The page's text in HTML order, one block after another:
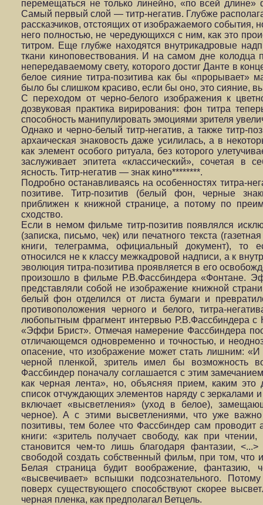
перемещаться не только линейно, «по всей
Самый первый слой — титр-негатив. Глубже
рассказчиков, отстоящих от изображаемого события,
него полностью, не чередующихся с ним, как это
титром. Еще глубже находятся внутрикадровые
ткани киноповествования. И на самом дне колодца
непередаваемому свету, которого достиг Данте в
белое сияние титра-позитива как бы «прорывает»
было бы слишком красиво, если бы оно, это сияние,
С переходом от черно-белого изображения к
дозвуковая практика вирирования: фон титра
способность манипулировать эмоциями зрителя
Однако и черно-белый титр-негатив, а также титр-
архаическая знаковость даже усилилась, а в
как элемент особого ритуала, без которого
заслуживает эпитета «классический», сочетая в
ясность. Титр-негатив — знак кино********.
Подробно останавливаясь на особенностях титра-
позитиве. Титр-позитив (белый фон, черные
приближен к книжной странице, а потому по
сходство.
Если в немом фильме титр-позитив появлялся
(записка, письмо, чек) или печатного текста
книги, телеграмма, официальный документ), то
относился не к классу межкадровой надписи, а к
эволюция титра-позитива проявляется в его
произошло в фильме Р.В.Фассбиндера «Фонтане.
представляли собой не изображение книжной
белый фон отделился от листа бумаги и
противоположения черного и белого, титра-
любопытным фрагмент интервью Р.В.Фассбиндера с
«Эффи Брист». Отмечая намерение Фассбиндера
отличающемся одновременно и точностью, и
опасение, что изображение может стать лишним:
черной пленкой, зритель имел бы возможность
Фассбиндер поначалу соглашается с этим
как черная лента», но, объясняя прием, каким
список отчуждающих элементов наряду с зеркалами
включает «высветления» (уход в белое),
черное). А с этими высветлениями, что уже
позитивы, тем более что Фассбиндер сам проводит
книги: «зритель получает свободу, как при
становится чем-то лишь благодаря фантазии,
свободой создать собственный фильм, при том, что
Белая страница будит воображение, фантазию,
«высвечивает» вспышки подсознательного.
поверх существующего способствуют скорее
черная пленка, как предполагал Ветцель.